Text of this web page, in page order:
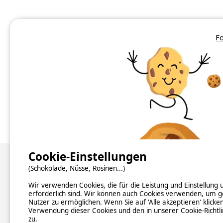
Hintergrundinformationen
Newsletter abonnieren
Verzeichnis der Campingplätze nach Ländern
Cookie-Einstellungen
(Schokolade, Nüsse, Rosinen...)
Wir verwenden Cookies, die für die Leistung und Einstellung
erforderlich sind. Wir können auch Cookies verwenden, um
Nutzer zu ermöglichen. Wenn Sie auf 'Alle akzeptieren'
Verwendung dieser Cookies und den in unserer Cookie-
zu.